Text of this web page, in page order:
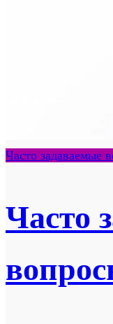
Часто задаваемые
Часто